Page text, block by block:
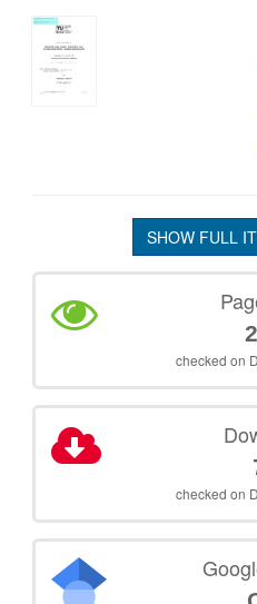
SHOW FULL
checked on
checked on